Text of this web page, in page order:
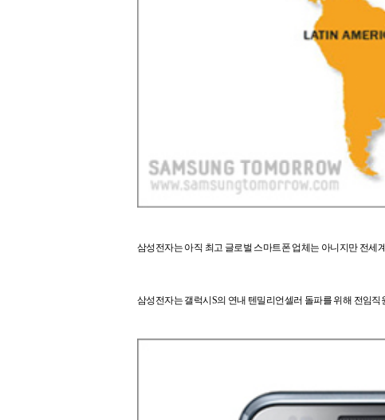
삼성전자는 아직 최고 글로벌 스마트폰 업체는 아니지만 전세
삼성전자는 갤럭시S의 연내 텐밀리언셀러 돌파를 위해 전임